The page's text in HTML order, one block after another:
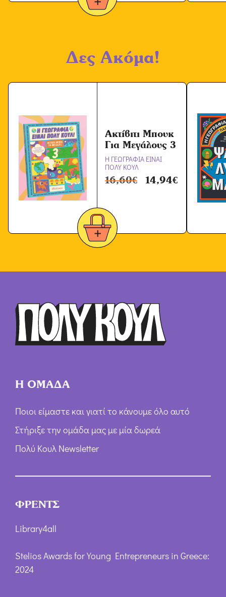
Δες Ακόμα!
Ακτίβιτι Μπουκ
Για Μεγάλους 3
Η ΓΕΩΓΡΑΦΙΑ ΕΙΝΑΙ
ΠΟΛΥ ΚΟΥΛ
16,60€ 14,94€
Η ΟΜΑΔΑ
Ποιοι είμαστε και γιατί το κάνουμε όλο αυτό
Στήριξε την ομάδα μας με μία δωρεά
Πολύ Κουλ Newsletter
ΦΡΕΝΤΣ
Library4all
Stelios Awards for Young Entrepreneurs in Greece:
2024